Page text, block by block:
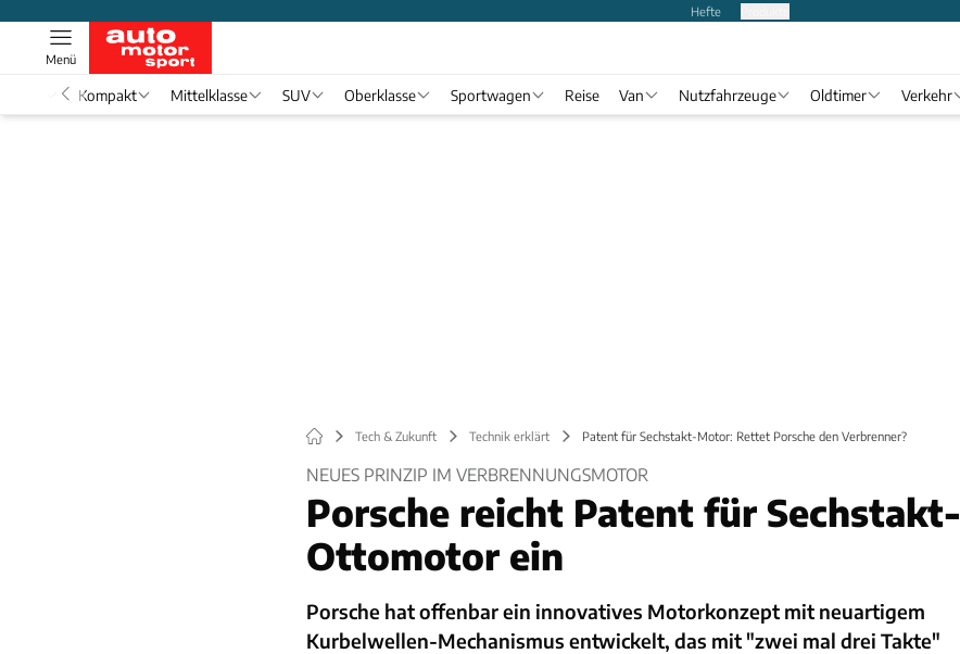
Hefte
Menü
Kompakt Mittelklasse SUV Oberklasse Sportwagen Reise Van Nutzfahrzeuge Oldtimer Verkehr
Tech & Zukunft Technik erklärt Patent für Sechstakt-Motor: Rettet Porsche den Verbrenner?
NEUES PRINZIP IM VERBRENNUNGSMOTOR
Porsche reicht Patent für Sechstakt-
Ottomotor ein
Porsche hat offenbar ein innovatives Motorkonzept mit neuartigem
Kurbelwellen-Mechanismus entwickelt, das mit "zwei mal drei Takte"